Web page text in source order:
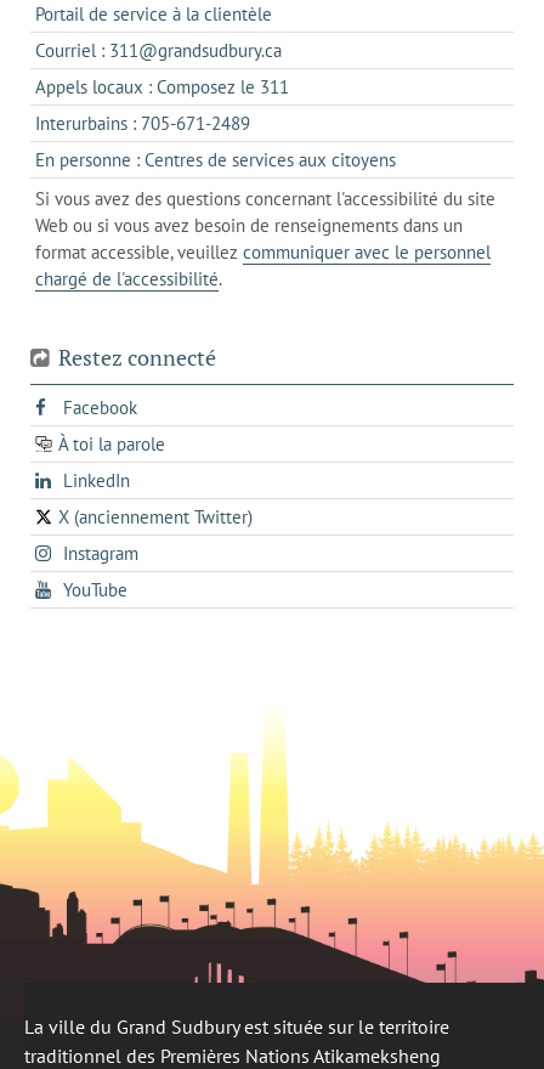
Portail de service à la clientèle
dans
un
nouvel
Courriel : 311@grandsudbury.cas'ouvre
dans
votre
de
messagerie
Appels locaux : Composez le 311
dans
un
client
de
votre
téléphone
Interurbains : 705-671-2489s'ouvre
dans
un
client
de
votre
En personne : Centres de services aux citoyenss'ouvre
dans
l'onglet
actuel
Si vous avez des questions concernant l'accessibilité du site
Web ou si vous avez besoin de renseignements dans un
format accessible, veuillez communiquer avec le personnel
chargé de l'accessibilité.
Restez connecté
Facebooks'ouvre
dans
un
onglet
À toi la parole
opens
in
a
new
tab
LinkedInopens
in
a
new
X (anciennement Twitter)
s'ouvre
dans
un
nouvel
Instagrams'ouvre
dans
un
YouTube
dans
La ville du Grand Sudbury est située sur le territoire
traditionnel des Premières Nations Atikameksheng